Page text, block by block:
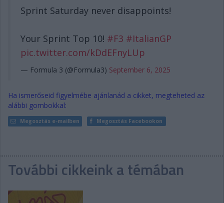
Sprint Saturday never disappoints!
Your Sprint Top 10! #F3 #ItalianGP
pic.twitter.com/kDdEFnyLUp
— Formula 3 (@Formula3) September 6, 2025
Ha ismerőseid figyelmébe ajánlanád a cikket, megteheted az
alábbi gombokkal:
Megosztás e-mailben Megosztás Facebookon
További cikkeink a témában